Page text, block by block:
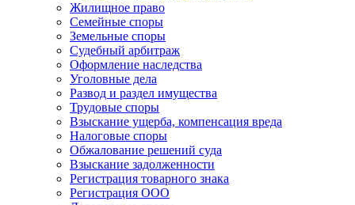
Жилищное право
Семейные споры
Земельные споры
Судебный арбитраж
Оформление наследства
Уголовные дела
Развод и раздел имущества
Трудовые споры
Взыскание ущерба, компенсация вреда
Налоговые споры
Обжалование решений суда
Взыскание задолженности
Регистрация товарного знака
Регистрация ООО